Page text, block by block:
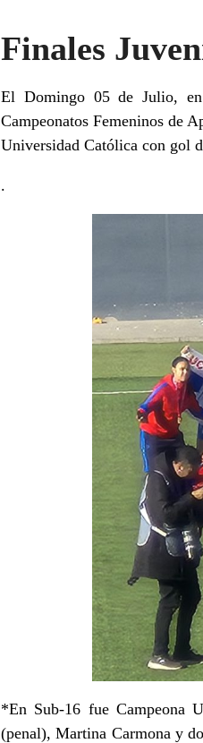
Finales
El Domingo 05 de Julio,
Campeonatos Femeninos de
Universidad Católica con gol
.
*En Sub-16 fue Campeona
(penal), Martina Carmona y